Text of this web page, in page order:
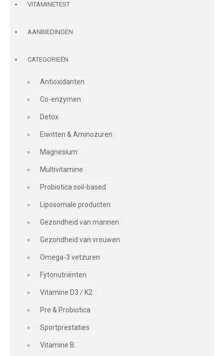
VITAMINETEST
AANBIEDINGEN
CATEGORIEËN
Antioxidanten
Co-enzymen
Detox
Eiwitten & Aminozuren
Magnesium
Multivitamine
Probiotica soil-based
Liposomale producten
Gezondheid van mannen
Gezondheid van vrouwen
Omega-3 vetzuren
Fytonutriënten
Vitamine D3 / K2
Pre & Probiotica
Sportprestaties
Vitamine B